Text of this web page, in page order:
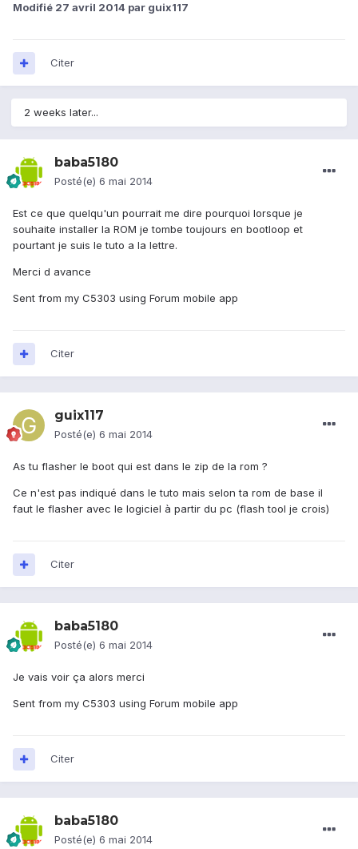
Modifié 27 avril 2014 par guix117
Citer
2 weeks later...
baba5180
Posté(e) 6 mai 2014
Est ce que quelqu'un pourrait me dire pourquoi lorsque je
souhaite installer la ROM je tombe toujours en bootloop et
pourtant je suis le tuto a la lettre.
Merci d avance
Sent from my C5303 using Forum mobile app
Citer
guix117
Posté(e) 6 mai 2014
As tu flasher le boot qui est dans le zip de la rom ?
Ce n'est pas indiqué dans le tuto mais selon ta rom de base il
faut le flasher avec le logiciel à partir du pc (flash tool je crois)
Citer
baba5180
Posté(e) 6 mai 2014
Je vais voir ça alors merci
Sent from my C5303 using Forum mobile app
Citer
baba5180
Posté(e) 6 mai 2014